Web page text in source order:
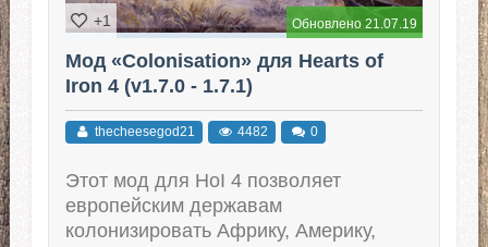
Обновлено 21.07.19
+1
Мод «Colonisation» для Hearts of
Iron 4 (v1.7.0 - 1.7.1)
thecheesegod21 4482 0
Этот мод для HoI 4 позволяет
европейским державам
колонизировать Африку, Америку,